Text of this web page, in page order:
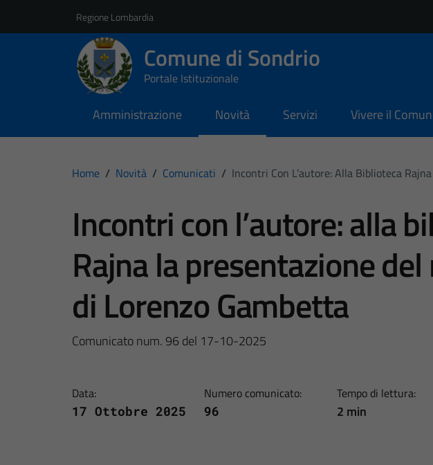
Regione Lombardia
Comune di Sondrio
Portale Istituzionale
Amministrazione Novità Servizi Vivere il
Home / Novità / Comunicati / Incontri Con L’autore: Alla Biblioteca
Incontri con l’autore: alla
Rajna la presentazione
di Lorenzo Gambetta
Comunicato num. 96 del 17-10-2025
Data:
17 Ottobre 2025
Numero comunicato:
96
Tempo di lettura:
2 min